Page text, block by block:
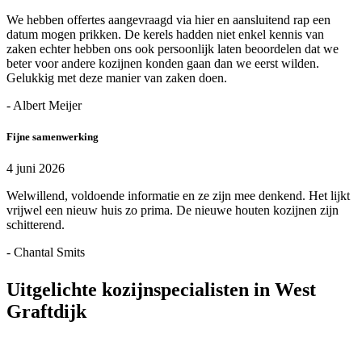
We hebben offertes aangevraagd via hier en aansluitend rap een
datum mogen prikken. De kerels hadden niet enkel kennis van
zaken echter hebben ons ook persoonlijk laten beoordelen dat we
beter voor andere kozijnen konden gaan dan we eerst wilden.
Gelukkig met deze manier van zaken doen.
- Albert Meijer
Fijne samenwerking
4 juni 2026
Welwillend, voldoende informatie en ze zijn mee denkend. Het lijkt
vrijwel een nieuw huis zo prima. De nieuwe houten kozijnen zijn
schitterend.
- Chantal Smits
Uitgelichte kozijnspecialisten in West
Graftdijk